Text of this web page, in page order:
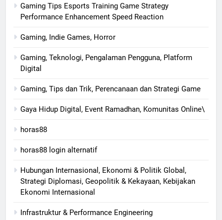
Gaming Tips Esports Training Game Strategy
Performance Enhancement Speed Reaction
Gaming, Indie Games, Horror
Gaming, Teknologi, Pengalaman Pengguna, Platform
Digital
Gaming, Tips dan Trik, Perencanaan dan Strategi Game
Gaya Hidup Digital, Event Ramadhan, Komunitas Online\
horas88
horas88 login alternatif
Hubungan Internasional, Ekonomi & Politik Global,
Strategi Diplomasi, Geopolitik & Kekayaan, Kebijakan
Ekonomi Internasional
Infrastruktur & Performance Engineering